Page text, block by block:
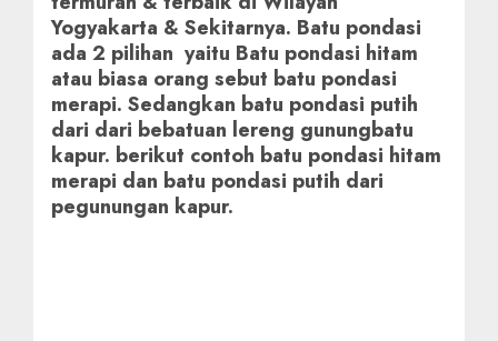
Yogyakarta & Sekitarnya. Batu pondasi
ada 2 pilihan yaitu Batu pondasi hitam
atau biasa orang sebut batu pondasi
merapi. Sedangkan batu pondasi putih
dari dari bebatuan lereng gunungbatu
kapur. berikut contoh batu pondasi hitam
merapi dan batu pondasi putih dari
pegunungan kapur.